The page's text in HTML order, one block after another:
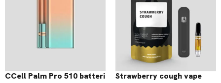
CCell Palm Pro 510 batteri Strawberry cough vape